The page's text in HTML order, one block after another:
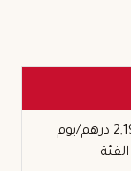
100–2,199 درهم/يوم